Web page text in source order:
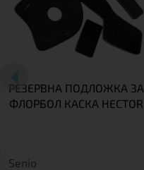
РЕЗЕРВНА ПОДЛОЖКА ЗА
ФЛОРБОЛ КАСКА HECTOR
Senio